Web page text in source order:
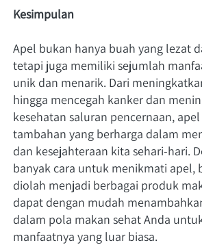
Kesimpulan
Apel bukan hanya buah yang lezat
tetapi juga memiliki sejumlah
unik dan menarik. Dari
hingga mencegah kanker dan
kesehatan saluran pencernaan,
tambahan yang berharga dalam
dan kesejahteraan kita sehari-hari.
banyak cara untuk menikmati apel,
diolah menjadi berbagai produk
dapat dengan mudah
dalam pola makan sehat Anda
manfaatnya yang luar biasa.